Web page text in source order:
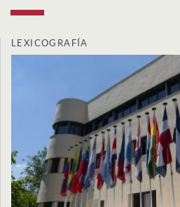
LEXICOGRAFÍA